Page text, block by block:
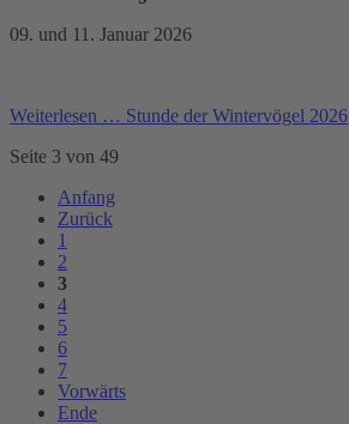
09. und 11. Januar 2026
Weiterlesen … Stunde der Wintervögel 2026
Seite 3 von 49
Anfang
Zurück
1
2
3
4
5
6
7
Vorwärts
Ende